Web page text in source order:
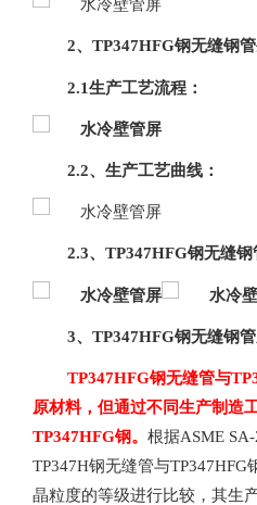
2、TP347HFG钢无缝钢
2.1生产工艺流程：
2.2、 生产工艺曲线：
2.3、 TP347HFG钢无缝钢
3、 TP347HFG钢无缝钢
TP347HFG钢无缝管与
原材料，但通过不同生产制造
TP347HFG钢。 根据ASME
TP347H钢无缝管与TP347HFG
晶粒度的等级进行比较，其生